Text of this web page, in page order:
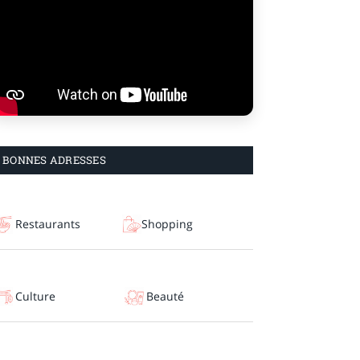
BONNES ADRESSES
Restaurants Shopping
Culture Beauté